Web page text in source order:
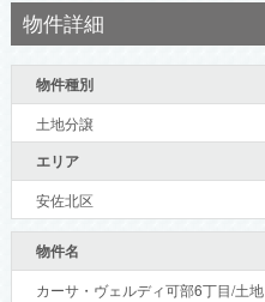
物件詳細
物件種別
土地分譲
エリア
安佐北区
物件名
カーサ・ヴェルディ可部6丁目/土地